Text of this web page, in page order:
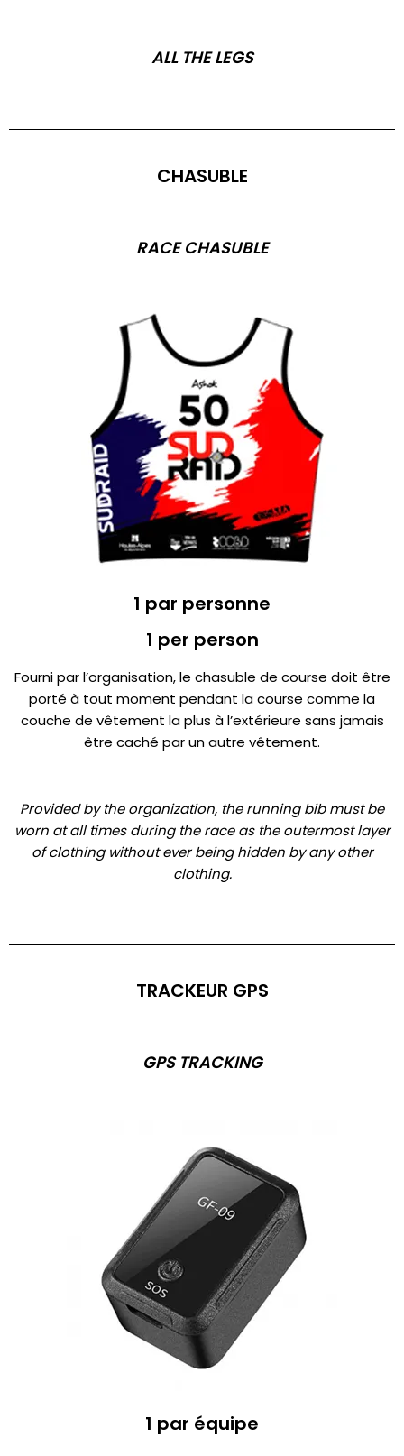
ALL THE LEGS
CHASUBLE
RACE CHASUBLE
1 par personne
1 per person
Fourni par l’organisation, le chasuble de course doit être
porté à tout moment pendant la course comme la
couche de vêtement la plus à l’extérieure sans jamais
être caché par un autre vêtement.
Provided by the organization, the running bib must be
worn at all times during the race as the outermost layer
of clothing without ever being hidden by any other
clothing.
TRACKEUR GPS
GPS TRACKING
1 par équipe